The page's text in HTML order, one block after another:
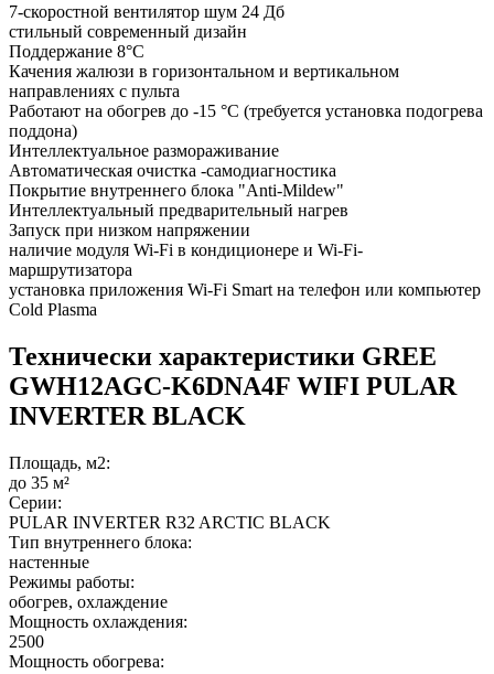
7-скоростной вентилятор шум 24 Дб
стильный современный дизайн
Поддержание 8°С
Качения жалюзи в горизонтальном и вертикальном
направлениях с пульта
Работают на обогрев до -15 °С (требуется установка подогрева
поддона)
Интеллектуальное размораживание
Автоматическая очистка -самодиагностика
Покрытие внутреннего блока "Anti-Mildew"
Интеллектуальный предварительный нагрев
Запуск при низком напряжении
наличие модуля Wi-Fi в кондиционере и Wi-Fi-
маршрутизатора
установка приложения Wi-Fi Smart на телефон или компьютер
Cold Plasma
Технически характеристики GREE
GWH12AGC-K6DNA4F WIFI PULAR
INVERTER BLACK
Площадь, м2:
до 35 м²
Серии:
PULAR INVERTER R32 ARCTIC BLACK
Тип внутреннего блока:
настенные
Режимы работы:
обогрев, охлаждение
Мощность охлаждения:
2500
Мощность обогрева: